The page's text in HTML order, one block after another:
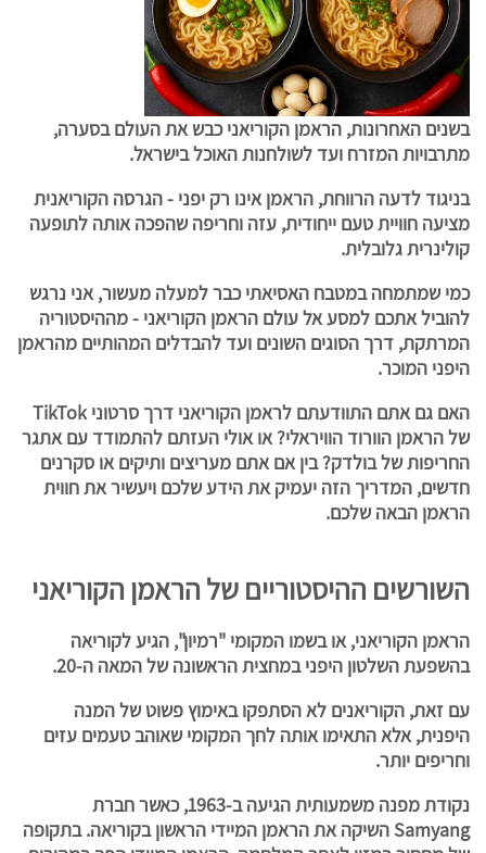
בשנים האחרונות, הראמן הקוריאני כבש את העולם בסערה,
מתרבויות המזרח ועד לשולחנות האוכל בישראל.
בניגוד לדעה הרווחת, הראמן אינו רק יפני - הגרסה הקוריאנית
מציעה חוויית טעם ייחודית, עזה וחריפה שהפכה אותה לתופעה
קולינרית גלובלית.
כמי שמתמחה במטבח האסיאתי כבר למעלה מעשור, אני נרגש
להוביל אתכם למסע אל עולם הראמן הקוריאני - מההיסטוריה
המרתקת, דרך הסוגים השונים ועד להבדלים המהותיים מהראמן
היפני המוכר.
האם גם אתם התוודעתם לראמן הקוריאני דרך סרטוני TikTok
של הראמן הוורוד הוויראלי? או אולי העזתם להתמודד עם אתגר
החריפות של בולדק? בין אם אתם מעריצים ותיקים או סקרנים
חדשים, המדריך הזה יעמיק את הידע שלכם ויעשיר את חווית
הראמן הבאה שלכם.
השורשים ההיסטוריים של הראמן הקוריאני
הראמן הקוריאני, או בשמו המקומי "רמיון", הגיע לקוריאה
בהשפעת השלטון היפני במחצית הראשונה של המאה ה-20.
עם זאת, הקוריאנים לא הסתפקו באימוץ פשוט של המנה
היפנית, אלא התאימו אותה לחך המקומי שאוהב טעמים עזים
וחריפים יותר.
נקודת מפנה משמעותית הגיעה ב-1963, כאשר חברת
Samyang השיקה את הראמן המיידי הראשון בקוריאה. בתקופה